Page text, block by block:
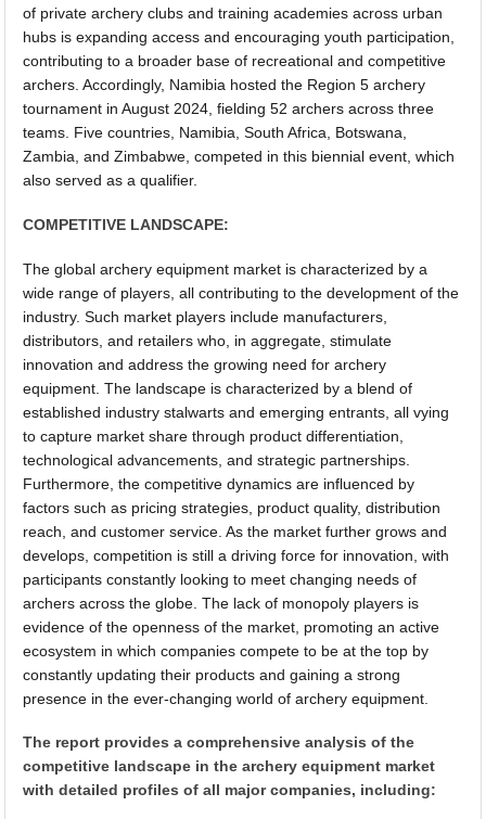
of private archery clubs and training academies across urban
hubs is expanding access and encouraging youth participation,
contributing to a broader base of recreational and competitive
archers. Accordingly, Namibia hosted the Region 5 archery
tournament in August 2024, fielding 52 archers across three
teams. Five countries, Namibia, South Africa, Botswana,
Zambia, and Zimbabwe, competed in this biennial event, which
also served as a qualifier.
COMPETITIVE LANDSCAPE:
The global archery equipment market is characterized by a
wide range of players, all contributing to the development of the
industry. Such market players include manufacturers,
distributors, and retailers who, in aggregate, stimulate
innovation and address the growing need for archery
equipment. The landscape is characterized by a blend of
established industry stalwarts and emerging entrants, all vying
to capture market share through product differentiation,
technological advancements, and strategic partnerships.
Furthermore, the competitive dynamics are influenced by
factors such as pricing strategies, product quality, distribution
reach, and customer service. As the market further grows and
develops, competition is still a driving force for innovation, with
participants constantly looking to meet changing needs of
archers across the globe. The lack of monopoly players is
evidence of the openness of the market, promoting an active
ecosystem in which companies compete to be at the top by
constantly updating their products and gaining a strong
presence in the ever-changing world of archery equipment.
The report provides a comprehensive analysis of the
competitive landscape in the archery equipment market
with detailed profiles of all major companies, including: